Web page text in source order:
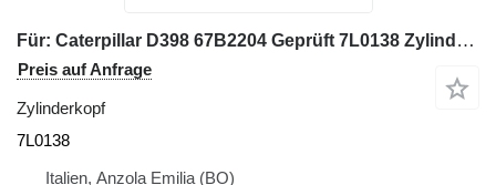
Für: Caterpillar D398 67B2204 Geprüft 7L0138 Zylinderkopf für Baumaschinen
Preis auf Anfrage
Zylinderkopf
7L0138
Italien, Anzola Emilia (BO)